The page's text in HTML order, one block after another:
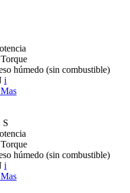
Torque
húmedo (sin combustible)
i
S
Torque
húmedo (sin combustible)
i